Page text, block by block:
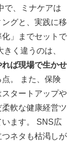
で、ミナケアは
グと、実践に移
」までセットで
く違うのは、
ば現場で生かせ
点。 また、保険
タートアップや
軟な健康経営ツ
ます。 SNS広
ネタも枯渇しが